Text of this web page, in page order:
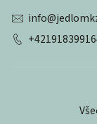
info@